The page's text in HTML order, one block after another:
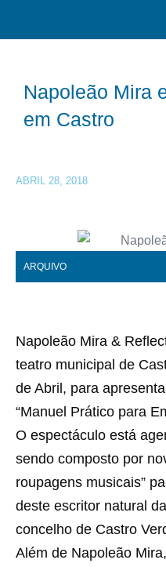
Napoleão Mira
em Castro
ABRIL 28, 2018
ARQUIVO
Napoleão Mira &
teatro municipal de
de Abril, para
“Manuel Prático para
O espectáculo está
sendo composto por
roupagens musicais”
deste escritor natural
concelho de Castro
Além de Napoleão